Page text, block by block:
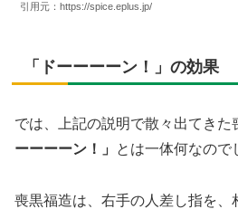
引用元：https://spice.eplus.jp/
「ドーーーーン！」の効果
では、上記の説明で散々出てきた
ーーーーン！」
とは一体何なので
喪黒福造は、右手の人差し指を、